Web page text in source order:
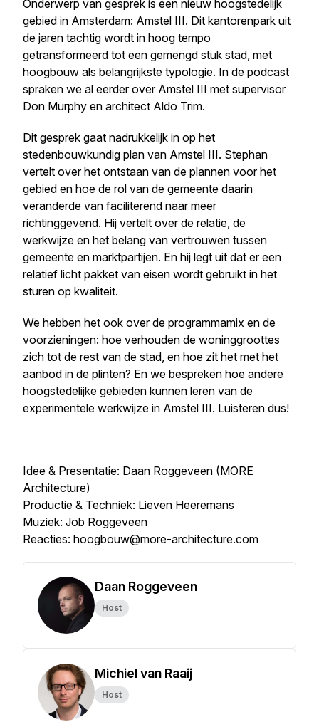
Onderwerp van gesprek is een nieuw hoogstedelijk
gebied in Amsterdam: Amstel III. Dit kantorenpark uit
de jaren tachtig wordt in hoog tempo
getransformeerd tot een gemengd stuk stad, met
hoogbouw als belangrijkste typologie. In de podcast
spraken we al eerder over Amstel III met supervisor
Don Murphy en architect Aldo Trim.
Dit gesprek gaat nadrukkelijk in op het
stedenbouwkundig plan van Amstel III. Stephan
vertelt over het ontstaan van de plannen voor het
gebied en hoe de rol van de gemeente daarin
veranderde van faciliterend naar meer
richtinggevend. Hij vertelt over de relatie, de
werkwijze en het belang van vertrouwen tussen
gemeente en marktpartijen. En hij legt uit dat er een
relatief licht pakket van eisen wordt gebruikt in het
sturen op kwaliteit.
We hebben het ook over de programmamix en de
voorzieningen: hoe verhouden de woninggroottes
zich tot de rest van de stad, en hoe zit het met het
aanbod in de plinten? En we bespreken hoe andere
hoogstedelijke gebieden kunnen leren van de
experimentele werkwijze in Amstel III. Luisteren dus!
Idee & Presentatie: Daan Roggeveen (MORE
Architecture)
Productie & Techniek: Lieven Heeremans
Muziek: Job Roggeveen
Reacties: hoogbouw@more-architecture.com
Daan Roggeveen
Host
Michiel van Raaij
Host